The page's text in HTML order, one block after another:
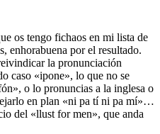
os tengo fichaos en mi lista de
enhorabuena por el resultado.
la pronunciación
caso «ipone», lo que no se
o lo pronuncias a la inglesa o
en plan «ni pa tí ni pa mí»…
del «llust for men», que anda